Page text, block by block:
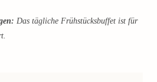
Das tägliche Frühstücksbuffet ist für